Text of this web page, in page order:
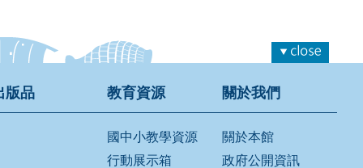
版品 教育資源
國中小教學資源
行動展示箱
關於我們
關於本館
政府公開資訊